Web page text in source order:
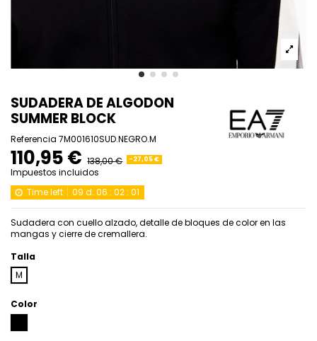
SUDADERA DE ALGODON
SUMMER BLOCK
Referencia 7M001610SUD.NEGRO.M
110,95 € 138,00 € -27,05 €
Impuestos incluidos
Time left
09 d. 06 :02 :01
Sudadera con cuello alzado, detalle de bloques de color en las
mangas y cierre de cremallera.
Talla
M
Color